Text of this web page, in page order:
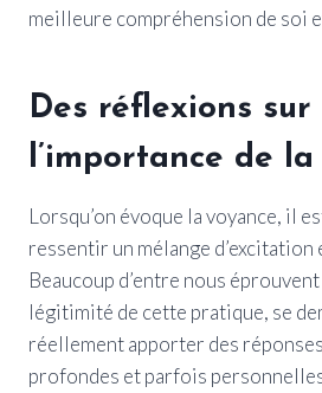
meilleure compréhension de soi
Des réflexions sur
l’importance de la
Lorsqu’on évoque la voyance, il
ressentir un mélange d’excitation
Beaucoup d’entre nous
légitimité de cette pratique, se
réellement apporter des
profondes et parfois